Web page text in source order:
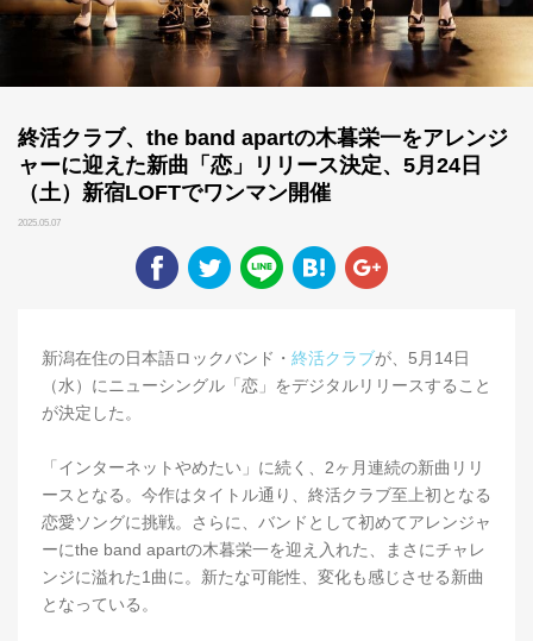
終活クラブ、the band apartの木暮栄一をアレンジ
ャーに迎えた新曲「恋」リリース決定、5月24日
（土）新宿LOFTでワンマン開催
2025.05.07
新潟在住の日本語ロックバンド・ 終活クラブが、5月14日
（水）にニューシングル「恋」をデジタルリリースすること
が決定した。
「インターネットやめたい」に続く、2ヶ月連続の新曲リリ
ースとなる。今作はタイトル通り、終活クラブ至上初となる
恋愛ソングに挑戦。さらに、バンドとして初めてアレンジャ
ーにthe band apartの木暮栄一を迎え入れた、まさにチャレ
ンジに溢れた1曲に。新たな可能性、変化も感じさせる新曲
となっている。